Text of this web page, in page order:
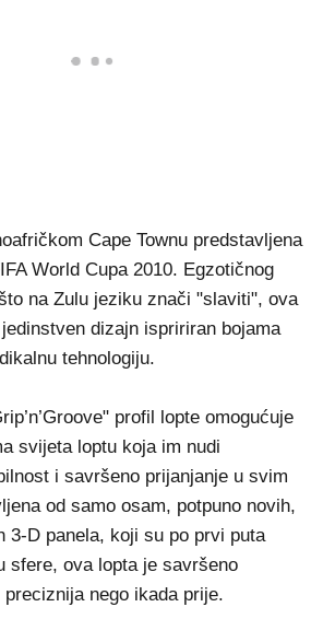
Cape Townu predstavljena
World Cupa 2010. Egzotičnog
na Zulu jeziku znači "slaviti", ova
dizajn ispririran bojama
tehnologiju.
profil lopte omogućuje
svijeta loptu koja im nudi
i savršeno prijanjanje u svim
od samo osam, potpuno novih,
3-D panela, koji su po prvi puta
sfere, ova lopta je savršeno
nego ikada prije.